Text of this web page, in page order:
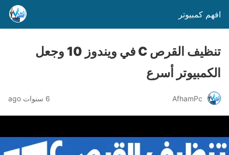
افهم كمبيوتر
تنظيف القرص C في ويندوز 10 وجعل
الكمبيوتر أسرع
AfhamPc 6 سنوات ago